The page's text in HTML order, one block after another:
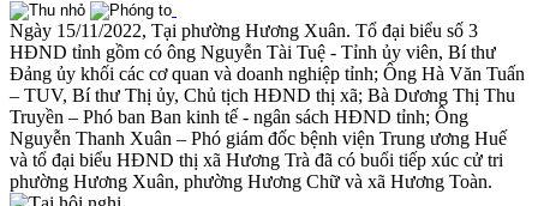
Ngày 15/11/2022, Tại phường Hương Xuân. Tổ đại biểu số 3
HĐND tỉnh gồm có ông Nguyễn Tài Tuệ - Tỉnh ủy viên, Bí thư
Đảng ủy khối các cơ quan và doanh nghiệp tỉnh; Ông Hà Văn Tuấn
– TUV, Bí thư Thị ủy, Chủ tịch HĐND thị xã; Bà Dương Thị Thu
Truyền – Phó ban Ban kinh tế - ngân sách HĐND tỉnh; Ông
Nguyễn Thanh Xuân – Phó giám đốc bệnh viện Trung ương Huế
và tổ đại biểu HĐND thị xã Hương Trà đã có buổi tiếp xúc cử tri
phường Hương Xuân, phường Hương Chữ và xã Hương Toàn.